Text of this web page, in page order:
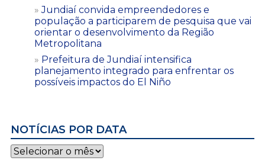
Jundiaí convida empreendedores e
população a participarem de pesquisa que vai
orientar o desenvolvimento da Região
Metropolitana
Prefeitura de Jundiaí intensifica
planejamento integrado para enfrentar os
possíveis impactos do El Niño
NOTÍCIAS POR DATA
Notícias
por